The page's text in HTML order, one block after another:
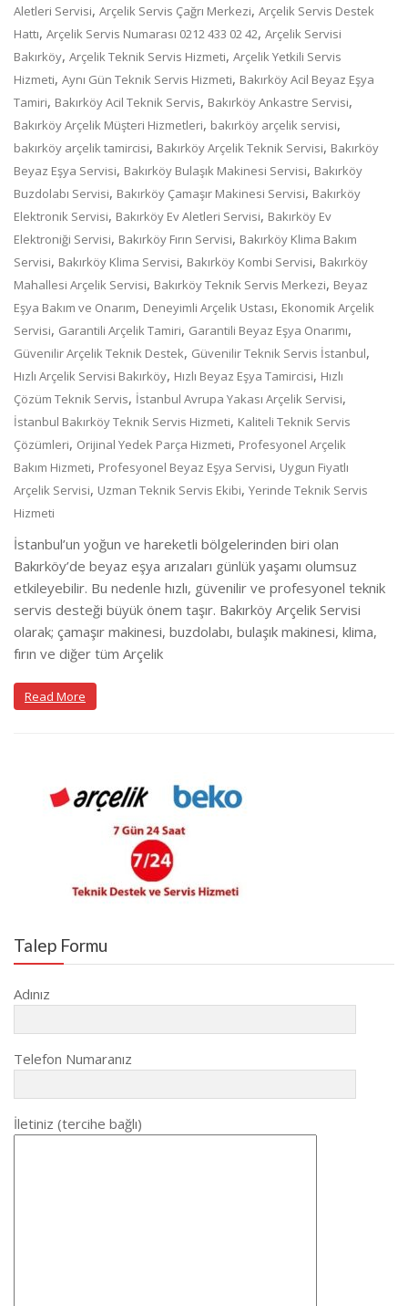
Aletleri Servisi, Arçelik Servis Çağrı Merkezi, Arçelik Servis Destek
Hattı, Arçelik Servis Numarası 0212 433 02 42, Arçelik Servisi
Bakırköy, Arçelik Teknik Servis Hizmeti, Arçelik Yetkili Servis
Hizmeti, Aynı Gün Teknik Servis Hizmeti, Bakırköy Acil Beyaz Eşya
Tamiri, Bakırköy Acil Teknik Servis, Bakırköy Ankastre Servisi,
Bakırköy Arçelik Müşteri Hizmetleri, bakırköy arçelik servisi,
bakırköy arçelik tamircisi, Bakırköy Arçelik Teknik Servisi, Bakırköy
Beyaz Eşya Servisi, Bakırköy Bulaşık Makinesi Servisi, Bakırköy
Buzdolabı Servisi, Bakırköy Çamaşır Makinesi Servisi, Bakırköy
Elektronik Servisi, Bakırköy Ev Aletleri Servisi, Bakırköy Ev
Elektroniği Servisi, Bakırköy Fırın Servisi, Bakırköy Klima Bakım
Servisi, Bakırköy Klima Servisi, Bakırköy Kombi Servisi, Bakırköy
Mahallesi Arçelik Servisi, Bakırköy Teknik Servis Merkezi, Beyaz
Eşya Bakım ve Onarım, Deneyimli Arçelik Ustası, Ekonomik Arçelik
Servisi, Garantili Arçelik Tamiri, Garantili Beyaz Eşya Onarımı,
Güvenilir Arçelik Teknik Destek, Güvenilir Teknik Servis İstanbul,
Hızlı Arçelik Servisi Bakırköy, Hızlı Beyaz Eşya Tamircisi, Hızlı
Çözüm Teknik Servis, İstanbul Avrupa Yakası Arçelik Servisi,
İstanbul Bakırköy Teknik Servis Hizmeti, Kaliteli Teknik Servis
Çözümleri, Orijinal Yedek Parça Hizmeti, Profesyonel Arçelik
Bakım Hizmeti, Profesyonel Beyaz Eşya Servisi, Uygun Fiyatlı
Arçelik Servisi, Uzman Teknik Servis Ekibi, Yerinde Teknik Servis
Hizmeti
İstanbul’un yoğun ve hareketli bölgelerinden biri olan
Bakırköy’de beyaz eşya arızaları günlük yaşamı olumsuz
etkileyebilir. Bu nedenle hızlı, güvenilir ve profesyonel teknik
servis desteği büyük önem taşır. Bakırköy Arçelik Servisi
olarak; çamaşır makinesi, buzdolabı, bulaşık makinesi, klima,
fırın ve diğer tüm Arçelik
Read More
Talep Formu
Adınız
Telefon Numaranız
İletiniz (tercihe bağlı)